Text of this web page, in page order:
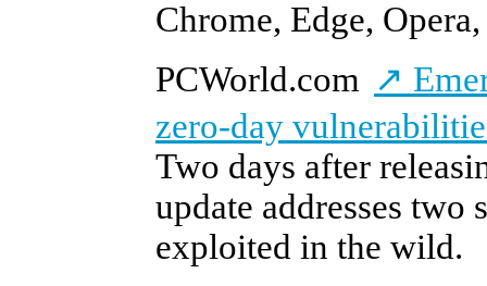
Chrome, Edge,
PCWorld.com ↗
zero-day
Two days after
update addresses
exploited in the wild.